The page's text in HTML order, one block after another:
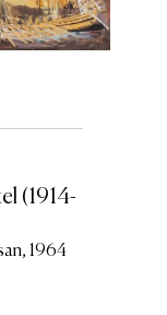
(1914-
1964